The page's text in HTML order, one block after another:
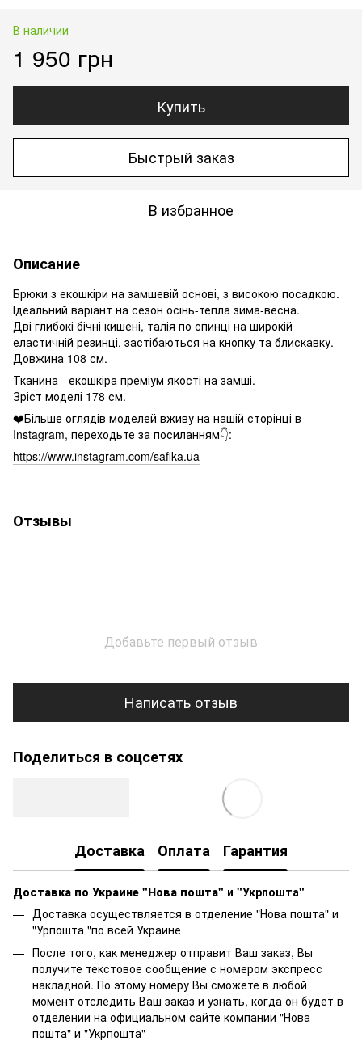
В наличии
1 950 грн
Купить
Быстрый заказ
В избранное
Описание
Брюки з екошкіри на замшевій основі, з високою посадкою.
Ідеальний варіант на сезон осінь-тепла зима-весна.
Дві глибокі бічні кишені, талія по спинці на широкій
еластичній резинці, застібаються на кнопку та блискавку.
Довжина 108 см.
Тканина - екошкіра преміум якості на замші.
Зріст моделі 178 см.
❤️Більше оглядів моделей вживу на нашій сторінці в
Instagram, переходьте за посиланням👇:
https://www.instagram.com/safika.ua
Отзывы
Добавьте первый отзыв
Написать отзыв
Поделиться в соцсетях
Доставка Оплата Гарантия
Доставка по Украине "Нова пошта" и "Укрпошта"
Доставка осуществляется в отделение "Нова пошта" и
"Урпошта "по всей Украине
После того, как менеджер отправит Ваш заказ, Вы
получите текстовое сообщение с номером экспресс
накладной. По этому номеру Вы сможете в любой
момент отследить Ваш заказ и узнать, когда он будет в
отделении на официальном сайте компании "Нова
пошта" и "Укрпошта"